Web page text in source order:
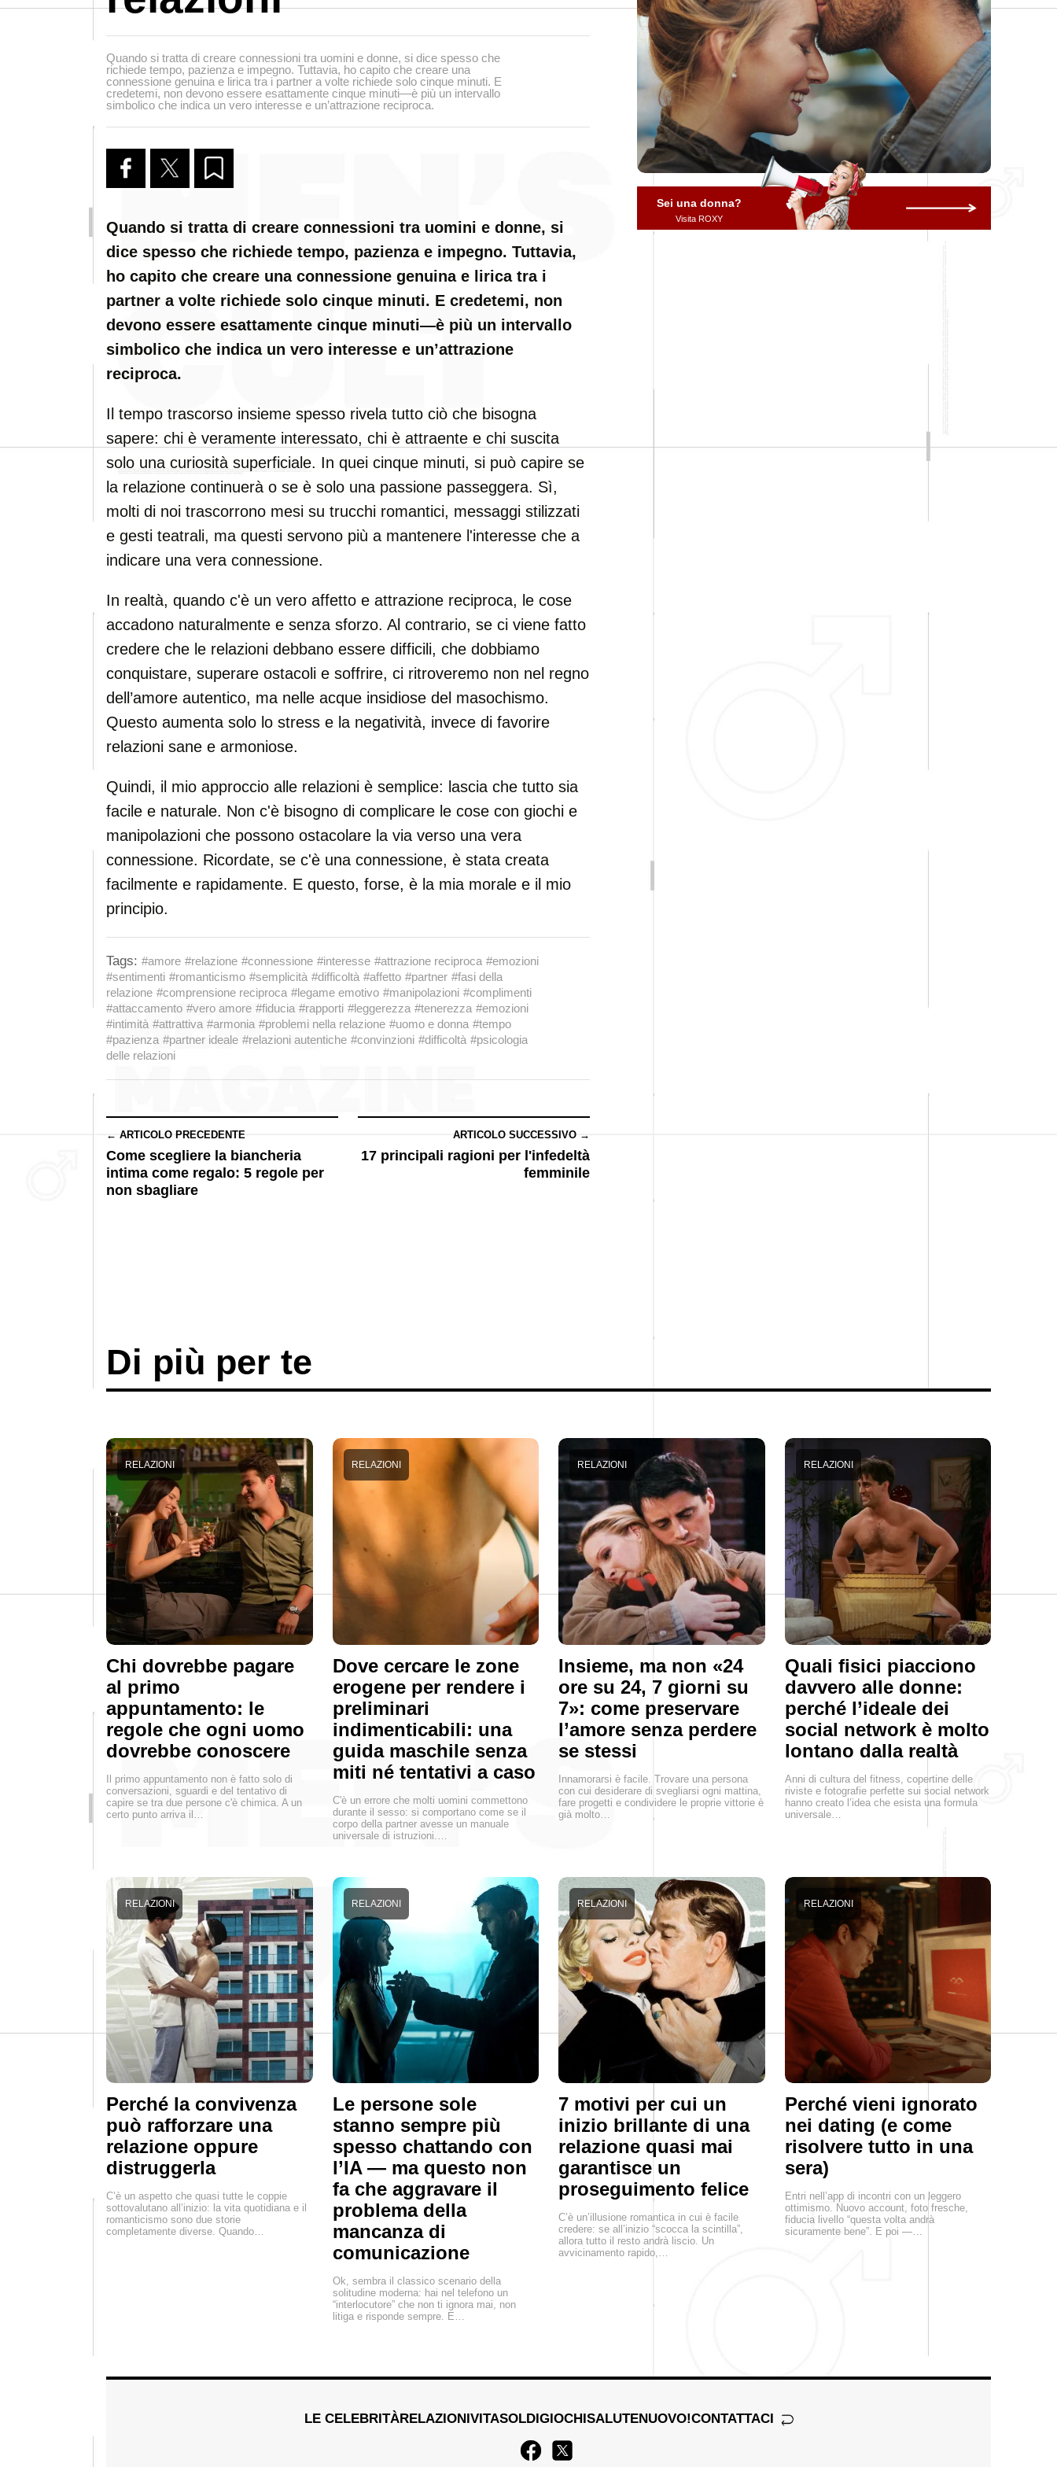
Quando si tratta di creare connessioni tra uomini e donne, si dice spesso che
richiede tempo, pazienza e impegno. Tuttavia, ho capito che creare una
connessione genuina e lirica tra i partner a volte richiede solo cinque minuti. E
credetemi, non devono essere esattamente cinque minuti—è più un intervallo
simbolico che indica un vero interesse e un’attrazione reciproca.
Quando si tratta di creare connessioni tra uomini e donne, si
dice spesso che richiede tempo, pazienza e impegno. Tuttavia,
ho capito che creare una connessione genuina e lirica tra i
partner a volte richiede solo cinque minuti. E credetemi, non
devono essere esattamente cinque minuti—è più un intervallo
simbolico che indica un vero interesse e un’attrazione
reciproca.
Il tempo trascorso insieme spesso rivela tutto ciò che bisogna
sapere: chi è veramente interessato, chi è attraente e chi suscita
solo una curiosità superficiale. In quei cinque minuti, si può capire se
la relazione continuerà o se è solo una passione passeggera. Sì,
molti di noi trascorrono mesi su trucchi romantici, messaggi stilizzati
e gesti teatrali, ma questi servono più a mantenere l'interesse che a
indicare una vera connessione.
In realtà, quando c'è un vero affetto e attrazione reciproca, le cose
accadono naturalmente e senza sforzo. Al contrario, se ci viene fatto
credere che le relazioni debbano essere difficili, che dobbiamo
conquistare, superare ostacoli e soffrire, ci ritroveremo non nel regno
dell’amore autentico, ma nelle acque insidiose del masochismo.
Questo aumenta solo lo stress e la negatività, invece di favorire
relazioni sane e armoniose.
Quindi, il mio approccio alle relazioni è semplice: lascia che tutto sia
facile e naturale. Non c'è bisogno di complicare le cose con giochi e
manipolazioni che possono ostacolare la via verso una vera
connessione. Ricordate, se c'è una connessione, è stata creata
facilmente e rapidamente. E questo, forse, è la mia morale e il mio
principio.
Tags: #amore #relazione #connessione #interesse #attrazione reciproca #emozioni
#sentimenti #romanticismo #semplicità #difficoltà #affetto #partner #fasi della
relazione #comprensione reciproca #legame emotivo #manipolazioni #complimenti
#attaccamento #vero amore #fiducia #rapporti #leggerezza #tenerezza #emozioni
#intimità #attrattiva #armonia #problemi nella relazione #uomo e donna #tempo
#pazienza #partner ideale #relazioni autentiche #convinzioni #difficoltà #psicologia
delle relazioni
← ARTICOLO PRECEDENTE
Come scegliere la biancheria
intima come regalo: 5 regole per
non sbagliare
ARTICOLO SUCCESSIVO →
17 principali ragioni per l'infedeltà
femminile
Sei una donna?
Visita ROXY
Di più per te
Chi dovrebbe pagare
al primo
appuntamento: le
regole che ogni uomo
dovrebbe conoscere
RELAZIONI
Il primo appuntamento non è fatto solo di
conversazioni, sguardi e del tentativo di
capire se tra due persone c'è chimica. A un
certo punto arriva il…
Dove cercare le zone
erogene per rendere i
preliminari
indimenticabili: una
guida maschile senza
miti né tentativi a caso
RELAZIONI
C'è un errore che molti uomini commettono
durante il sesso: si comportano come se il
corpo della partner avesse un manuale
universale di istruzioni.…
Insieme, ma non «24
ore su 24, 7 giorni su
7»: come preservare
l’amore senza perdere
se stessi
RELAZIONI
Innamorarsi è facile. Trovare una persona
con cui desiderare di svegliarsi ogni mattina,
fare progetti e condividere le proprie vittorie è
già molto…
Quali fisici piacciono
davvero alle donne:
perché l’ideale dei
social network è molto
lontano dalla realtà
RELAZIONI
Anni di cultura del fitness, copertine delle
riviste e fotografie perfette sui social network
hanno creato l’idea che esista una formula
universale…
Perché la convivenza
può rafforzare una
relazione oppure
distruggerla
RELAZIONI
C’è un aspetto che quasi tutte le coppie
sottovalutano all’inizio: la vita quotidiana e il
romanticismo sono due storie
completamente diverse. Quando…
Le persone sole
stanno sempre più
spesso chattando con
l’IA — ma questo non
fa che aggravare il
problema della
mancanza di
comunicazione
RELAZIONI
Ok, sembra il classico scenario della
solitudine moderna: hai nel telefono un
“interlocutore” che non ti ignora mai, non
litiga e risponde sempre. E…
7 motivi per cui un
inizio brillante di una
relazione quasi mai
garantisce un
proseguimento felice
RELAZIONI
C’è un’illusione romantica in cui è facile
credere: se all’inizio “scocca la scintilla”,
allora tutto il resto andrà liscio. Un
avvicinamento rapido,…
Perché vieni ignorato
nei dating (e come
risolvere tutto in una
sera)
RELAZIONI
Entri nell’app di incontri con un leggero
ottimismo. Nuovo account, foto fresche,
fiducia livello “questa volta andrà
sicuramente bene”. E poi —…
LE CELEBRITÀRELAZIONIVITASOLDIGIOCHISALUTENUOVO!CONTATTACI